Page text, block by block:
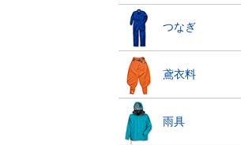
つなぎ
鳶衣料
雨具